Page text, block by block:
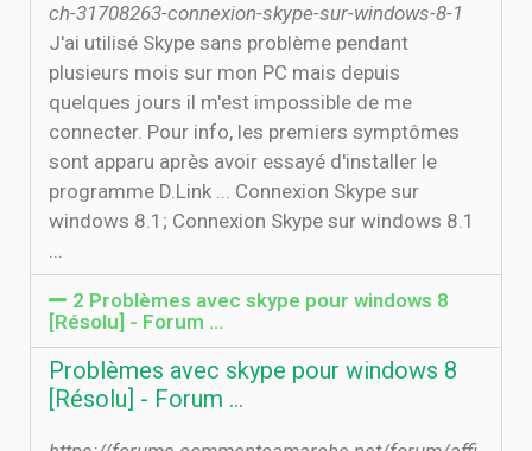
ch-31708263-connexion-skype-sur-windows-8-1
J'ai utilisé Skype sans problème pendant
plusieurs mois sur mon PC mais depuis
quelques jours il m'est impossible de me
connecter. Pour info, les premiers symptômes
sont apparu après avoir essayé d'installer le
programme D.Link ... Connexion Skype sur
windows 8.1; Connexion Skype sur windows 8.1
...
2 Problèmes avec skype pour windows 8
[Résolu] - Forum …
Problèmes avec skype pour windows 8
[Résolu] - Forum …